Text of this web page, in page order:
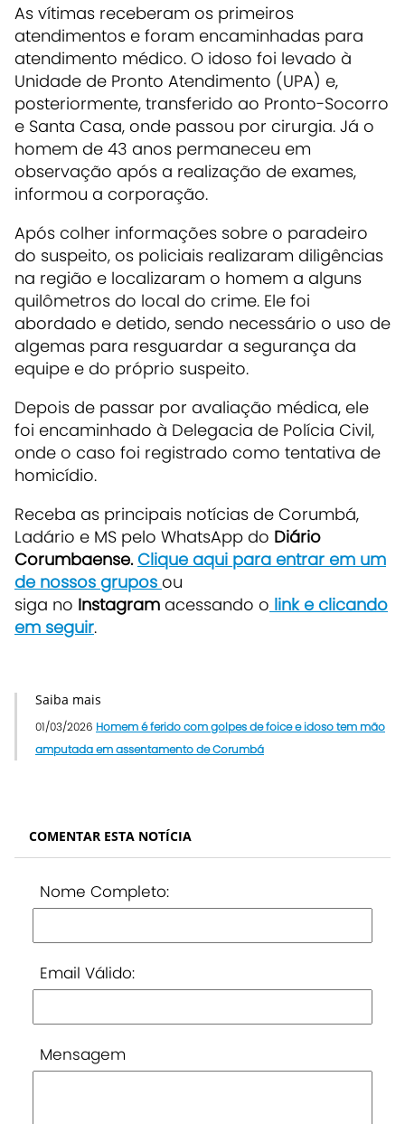
As vítimas receberam os primeiros
atendimentos e foram encaminhadas para
atendimento médico. O idoso foi levado à
Unidade de Pronto Atendimento (UPA) e,
posteriormente, transferido ao Pronto-Socorro
e Santa Casa, onde passou por cirurgia. Já o
homem de 43 anos permaneceu em
observação após a realização de exames,
informou a corporação.
Após colher informações sobre o paradeiro
do suspeito, os policiais realizaram diligências
na região e localizaram o homem a alguns
quilômetros do local do crime. Ele foi
abordado e detido, sendo necessário o uso de
algemas para resguardar a segurança da
equipe e do próprio suspeito.
Depois de passar por avaliação médica, ele
foi encaminhado à Delegacia de Polícia Civil,
onde o caso foi registrado como tentativa de
homicídio.
Receba as principais notícias de Corumbá,
Ladário e MS pelo WhatsApp do Diário
Corumbaense.Clique aqui para entrar em um
de nossos grupos ou
siga no Instagram acessando o link e clicando
em seguir.
Saiba mais
01/03/2026 Homem é ferido com golpes de foice e idoso tem mão
amputada em assentamento de Corumbá
COMENTAR ESTA NOTÍCIA
Nome Completo:
Email Válido:
Mensagem